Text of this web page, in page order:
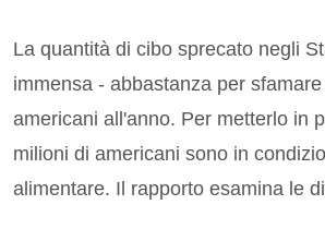
La quantità di cibo sprecato negli
immensa - abbastanza per
americani all'anno. Per metterlo in
milioni di americani sono in
alimentare. Il rapporto esamina le